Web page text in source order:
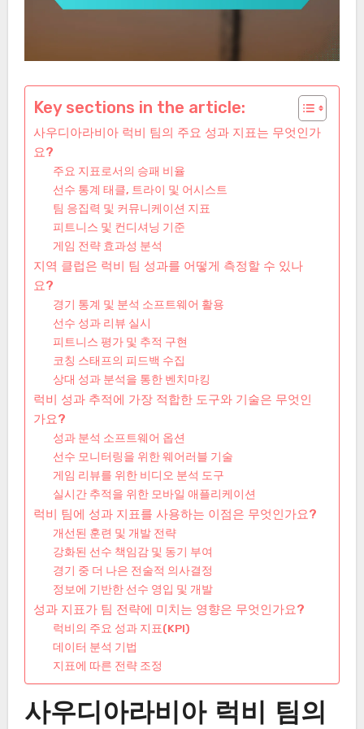
Key sections in the article:
사우디아라비아 럭비 팀의 주요 성과 지표는 무엇인가
요?
주요 지표로서의 승패 비율
선수 통계 태클, 트라이 및 어시스트
팀 응집력 및 커뮤니케이션 지표
피트니스 및 컨디셔닝 기준
게임 전략 효과성 분석
지역 클럽은 럭비 팀 성과를 어떻게 측정할 수 있나
요?
경기 통계 및 분석 소프트웨어 활용
선수 성과 리뷰 실시
피트니스 평가 및 추적 구현
코칭 스태프의 피드백 수집
상대 성과 분석을 통한 벤치마킹
럭비 성과 추적에 가장 적합한 도구와 기술은 무엇인
가요?
성과 분석 소프트웨어 옵션
선수 모니터링을 위한 웨어러블 기술
게임 리뷰를 위한 비디오 분석 도구
실시간 추적을 위한 모바일 애플리케이션
럭비 팀에 성과 지표를 사용하는 이점은 무엇인가요?
개선된 훈련 및 개발 전략
강화된 선수 책임감 및 동기 부여
경기 중 더 나은 전술적 의사결정
정보에 기반한 선수 영입 및 개발
성과 지표가 팀 전략에 미치는 영향은 무엇인가요?
럭비의 주요 성과 지표(KPI)
데이터 분석 기법
지표에 따른 전략 조정
사우디아라비아 럭비 팀의